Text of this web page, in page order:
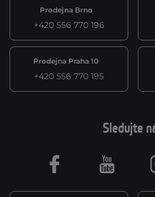
Prodejna Brno
+420 556 770 196
Prodejna Praha 10
+420 556 770 195
Sledujte
Facebook Youtube